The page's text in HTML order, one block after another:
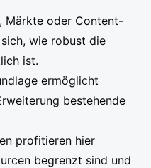
Märkte oder Content-
wie robust die
ist.
ermöglicht
bestehende
profitieren hier
begrenzt sind und